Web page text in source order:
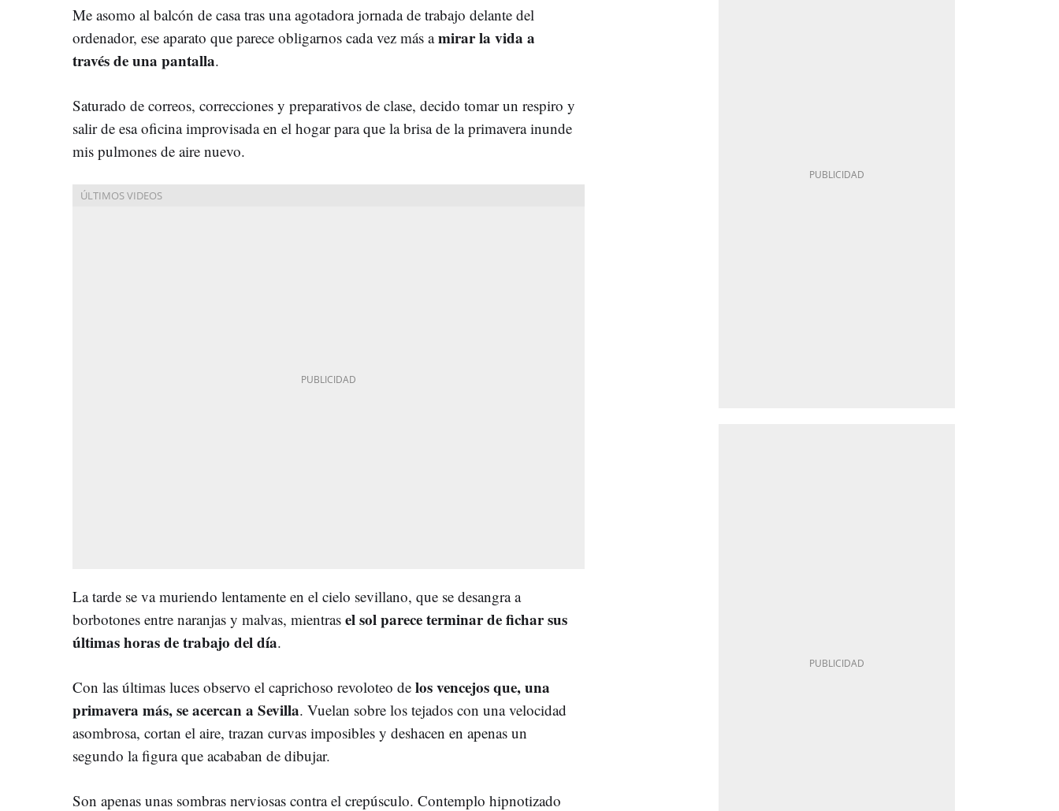
Me asomo al balcón de casa tras una agotadora jornada de trabajo delante del
ordenador, ese aparato que parece obligarnos cada vez más amirar la vida a
través de una pantalla.
Saturado de correos, correcciones y preparativos de clase, decido tomar un respiro y
salir de esa oficina improvisada en el hogar para que la brisa de la primavera inunde
mis pulmones de aire nuevo.
La tarde se va muriendo lentamente en el cielo sevillano, que se desangra a
borbotones entre naranjas y malvas, mientras el sol parece terminar de fichar sus
últimas horas de trabajo del día.
Con las últimas luces observo el caprichoso revoloteo de los vencejos que, una
primavera más, se acercan a Sevilla. Vuelan sobre los tejados con una velocidad
asombrosa, cortan el aire, trazan curvas imposibles y deshacen en apenas un
segundo la figura que acababan de dibujar.
Son apenas unas sombras nerviosas contra el crepúsculo. Contemplo hipnotizado